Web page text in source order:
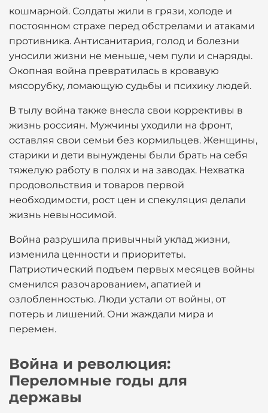
кошмарной. Солдаты жили в грязи, холоде и
постоянном страхе перед обстрелами и атаками
противника. Антисанитария, голод и болезни
уносили жизни не меньше, чем пули и снаряды.
Окопная война превратилась в кровавую
мясорубку, ломающую судьбы и психику людей.
В тылу война также внесла свои коррективы в
жизнь россиян. Мужчины уходили на фронт,
оставляя свои семьи без кормильцев. Женщины,
старики и дети вынуждены были брать на себя
тяжелую работу в полях и на заводах. Нехватка
продовольствия и товаров первой
необходимости, рост цен и спекуляция делали
жизнь невыносимой.
Война разрушила привычный уклад жизни,
изменила ценности и приоритеты.
Патриотический подъем первых месяцев войны
сменился разочарованием, апатией и
озлобленностью. Люди устали от войны, от
потерь и лишений. Они жаждали мира и
перемен.
Война и революция:
Переломные годы для
державы